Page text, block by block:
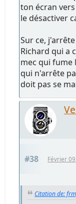
ton écran
le désactiver
Sur ce,
Richard qui a
mec qui fume
qui n'arrête
doit pas se
#38 Février
Citation de: